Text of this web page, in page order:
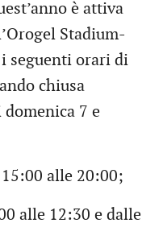
è attiva
Stadium-
seguenti orari di
chiusa
7 e
alle 20:00;
alle 12:30 e dalle